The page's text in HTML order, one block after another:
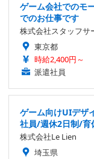
ゲーム会社でのモ
でのお仕事です
株式会社スタッフサ
東京都
時給2,400円～
派遣社員
ゲーム向けUIデザ
社員/週休2日制/育
株式会社Le Lien
埼玉県